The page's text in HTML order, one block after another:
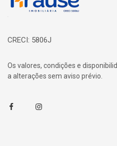
CRECI: 5806J
Os valores, condições e
a alterações sem aviso prévio.
FacebookInstagram